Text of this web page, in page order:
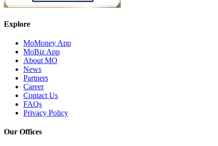
Explore
MoMoney App
MoBiz App
About MO
News
Partners
Career
Contact Us
FAQs
Privacy Policy
Our Offices